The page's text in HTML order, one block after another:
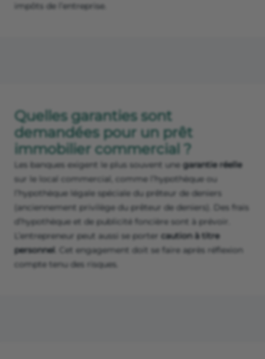
impôts de l’entreprise.
Quelles garanties sont
demandées pour un prêt
immobilier commercial ?
Les banques exigent le plus souvent une garantie réelle
sur le local commercial, comme l’hypothèque ou
l’hypothèque légale spéciale du prêteur de deniers
(anciennement privilège du prêteur de deniers). Des frais
d’hypothèque et de publicité foncière sont à prévoir.
L’entrepreneur peut aussi se porter caution à titre
personnel . Cet engagement doit se faire après réflexion
compte tenu des risques.